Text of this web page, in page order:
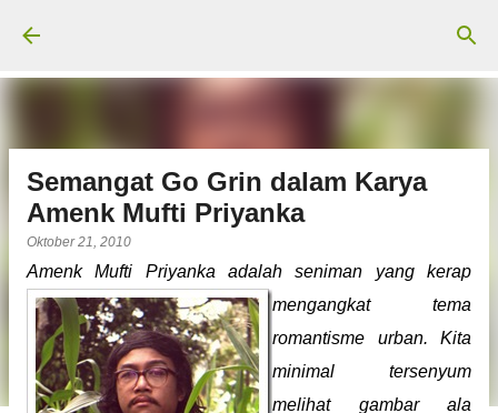
Semangat Go Grin dalam Karya
Amenk Mufti Priyanka
Oktober 21, 2010
Amenk Mufti Priyanka adalah seniman yang kerap
mengangkat tema
romantisme urban. Kita
minimal tersenyum
melihat gambar ala